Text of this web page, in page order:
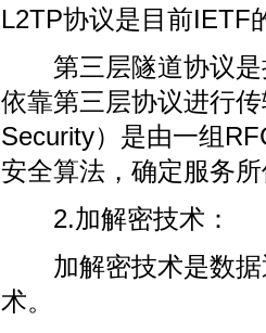
L2TP协议是目前IETF
第三层隧道协议是
依靠第三层协议进行
Security）是由一组
安全算法，确定服务
2.加解密技术：
加解密技术是数据
术。